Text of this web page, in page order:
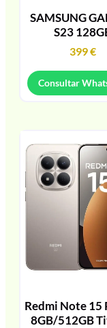
SAMSUNG
S23
399€
Consultar
Redmi Note 15
8GB/512GB